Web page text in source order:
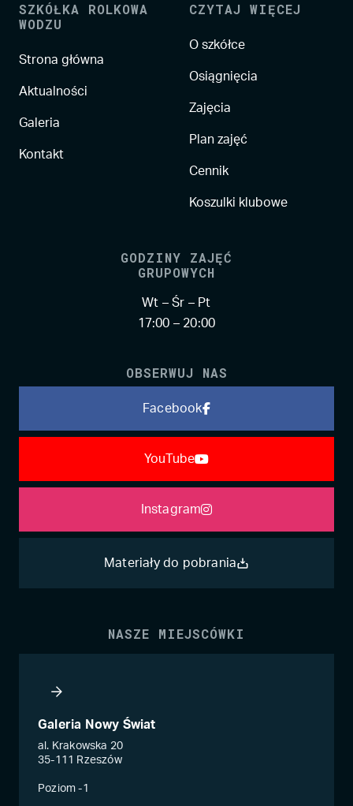
SZKÓŁKA ROLKOWA
WODZU
Strona główna
Aktualności
Galeria
Kontakt
CZYTAJ WIĘCEJ
O szkółce
Osiągnięcia
Zajęcia
Plan zajęć
Cennik
Koszulki klubowe
GODZINY ZAJĘĆ
GRUPOWYCH
Wt – Śr – Pt
17:00 – 20:00
OBSERWUJ NAS
Facebook
YouTube
Instagram
Materiały do pobrania
NASZE MIEJSCÓWKI
Galeria Nowy Świat
al. Krakowska 20
35-111 Rzeszów
Poziom -1